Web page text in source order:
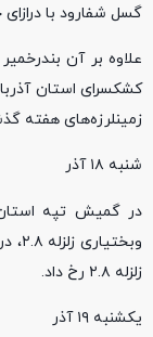
گسل شفارود با درازای حدود ۱۴ کیلومتر در جنوب خاور
زمینلرزه‌های هفته
شنبه ۱۸ آذر
زلزله ۲.۸ رخ داد.
یکشنبه ۱۹ آذر